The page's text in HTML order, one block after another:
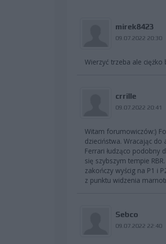
mirek8423
09.07.2022 20:30
Wierzyć trzeba ale ciężko
crrille
09.07.2022 20:41
Witam forumowiczów:)
dzieciństwa. Wracając
Ferrari łudząco podobny
się szybszym tempie
zakończy wyścig na P1 i
z punktu widzenia
Sebco
09.07.2022 22:40